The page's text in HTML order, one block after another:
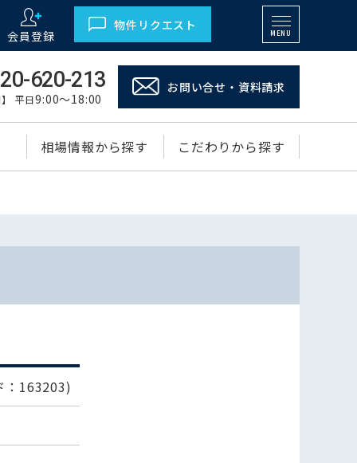
会員登録
物件リクエスト
MENU
620-213
】 平日9:00～18:00
お問い合せ・資料請求
相場情報から探す こだわりから探す
：163203)